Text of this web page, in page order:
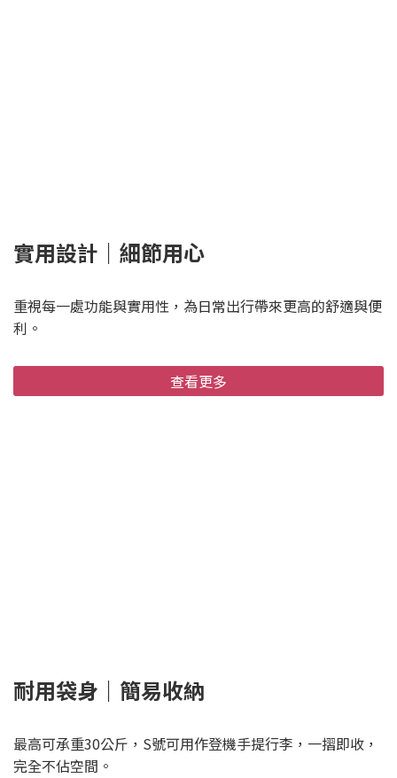
實用設計｜細節用心
重視每一處功能與實用性，為日常出行帶來更高的舒適與便
利。
查看更多
耐用袋身｜簡易收納
最高可承重30公斤，S號可用作登機手提行李，一摺即收，
完全不佔空間。